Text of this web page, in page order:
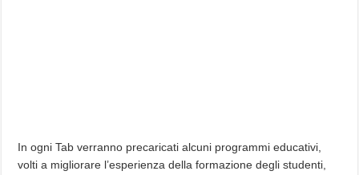
In ogni Tab verranno precaricati alcuni programmi educativi,
volti a migliorare l’esperienza della formazione degli studenti,